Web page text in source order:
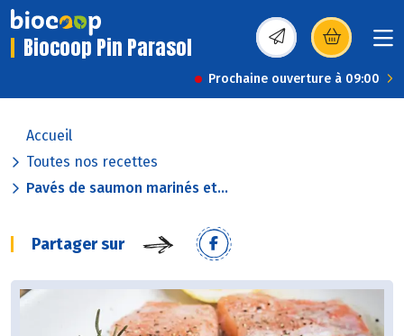
Biocoop Pin Parasol (s’ouvre dans une
Prochaine ouverture à 09:00
Accueil
Toutes nos recettes
Pavés de saumon marinés et...
Partager sur